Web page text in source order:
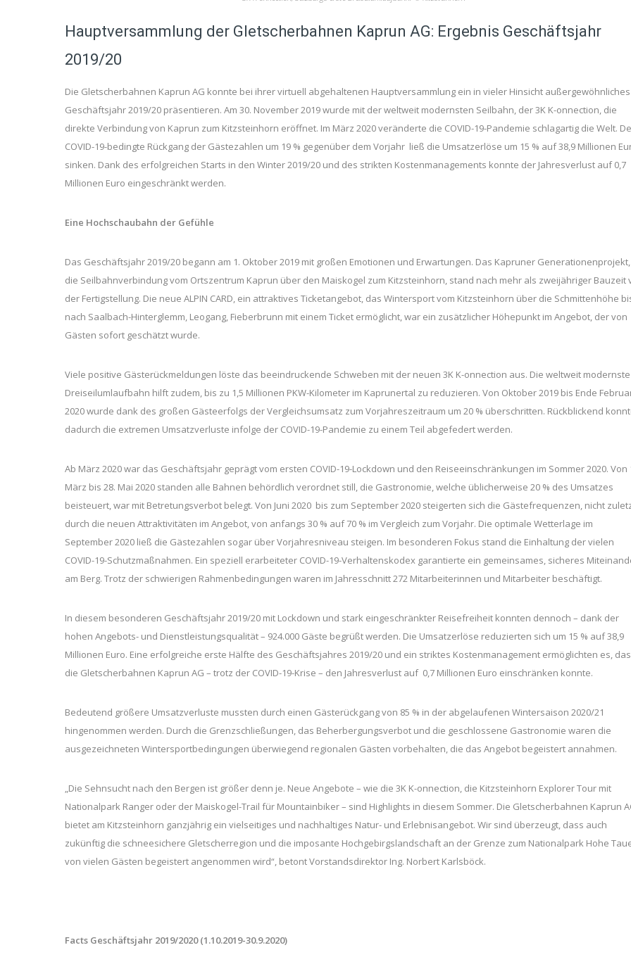
Hauptversammlung der Gletscherbahnen Kaprun AG: Ergebnis Geschäftsjahr
2019/20
Die Gletscherbahnen Kaprun AG konnte bei ihrer virtuell abgehaltenen Hauptversammlung ein in vieler Hinsicht außergewöhnliches
Geschäftsjahr 2019/20 präsentieren. Am 30. November 2019 wurde mit der weltweit modernsten Seilbahn, der 3K K-onnection, die
direkte Verbindung von Kaprun zum Kitzsteinhorn eröffnet. Im März 2020 veränderte die COVID-19-Pandemie schlagartig die Welt.
COVID-19-bedingte Rückgang der Gästezahlen um 19 % gegenüber dem Vorjahr ließ die Umsatzerlöse um 15 % auf 38,9 Millionen
sinken. Dank des erfolgreichen Starts in den Winter 2019/20 und des strikten Kostenmanagements konnte der Jahresverlust auf 0,7
Millionen Euro eingeschränkt werden.
Eine Hochschaubahn der Gefühle
Das Geschäftsjahr 2019/20 begann am 1. Oktober 2019 mit großen Emotionen und Erwartungen. Das Kapruner Generationenprojekt,
die Seilbahnverbindung vom Ortszentrum Kaprun über den Maiskogel zum Kitzsteinhorn, stand nach mehr als zweijähriger Bauzeit
der Fertigstellung. Die neue ALPIN CARD, ein attraktives Ticketangebot, das Wintersport vom Kitzsteinhorn über die Schmittenhöhe
nach Saalbach-Hinterglemm, Leogang, Fieberbrunn mit einem Ticket ermöglicht, war ein zusätzlicher Höhepunkt im Angebot, der von
Gästen sofort geschätzt wurde.
Viele positive Gästerückmeldungen löste das beeindruckende Schweben mit der neuen 3K K-onnection aus. Die weltweit modernste
Dreiseilumlaufbahn hilft zudem, bis zu 1,5 Millionen PKW-Kilometer im Kaprunertal zu reduzieren. Von Oktober 2019 bis Ende
2020 wurde dank des großen Gästeerfolgs der Vergleichsumsatz zum Vorjahreszeitraum um 20 % überschritten. Rückblickend
dadurch die extremen Umsatzverluste infolge der COVID-19-Pandemie zu einem Teil abgefedert werden.
Ab März 2020 war das Geschäftsjahr geprägt vom ersten COVID-19-Lockdown und den Reiseeinschränkungen im Sommer 2020. Von
März bis 28. Mai 2020 standen alle Bahnen behördlich verordnet still, die Gastronomie, welche üblicherweise 20 % des Umsatzes
beisteuert, war mit Betretungsverbot belegt. Von Juni 2020 bis zum September 2020 steigerten sich die Gästefrequenzen, nicht
durch die neuen Attraktivitäten im Angebot, von anfangs 30 % auf 70 % im Vergleich zum Vorjahr. Die optimale Wetterlage im
September 2020 ließ die Gästezahlen sogar über Vorjahresniveau steigen. Im besonderen Fokus stand die Einhaltung der vielen
COVID-19-Schutzmaßnahmen. Ein speziell erarbeiteter COVID-19-Verhaltenskodex garantierte ein gemeinsames, sicheres
am Berg. Trotz der schwierigen Rahmenbedingungen waren im Jahresschnitt 272 Mitarbeiterinnen und Mitarbeiter beschäftigt.
In diesem besonderen Geschäftsjahr 2019/20 mit Lockdown und stark eingeschränkter Reisefreiheit konnten dennoch – dank der
hohen Angebots- und Dienstleistungsqualität – 924.000 Gäste begrüßt werden. Die Umsatzerlöse reduzierten sich um 15 % auf 38,9
Millionen Euro. Eine erfolgreiche erste Hälfte des Geschäftsjahres 2019/20 und ein striktes Kostenmanagement ermöglichten es,
die Gletscherbahnen Kaprun AG – trotz der COVID-19-Krise – den Jahresverlust auf 0,7 Millionen Euro einschränken konnte.
Bedeutend größere Umsatzverluste mussten durch einen Gästerückgang von 85 % in der abgelaufenen Wintersaison 2020/21
hingenommen werden. Durch die Grenzschließungen, das Beherbergungsverbot und die geschlossene Gastronomie waren die
ausgezeichneten Wintersportbedingungen überwiegend regionalen Gästen vorbehalten, die das Angebot begeistert annahmen.
„Die Sehnsucht nach den Bergen ist größer denn je. Neue Angebote – wie die 3K K-onnection, die Kitzsteinhorn Explorer Tour mit
Nationalpark Ranger oder der Maiskogel-Trail für Mountainbiker – sind Highlights in diesem Sommer. Die Gletscherbahnen Kaprun
bietet am Kitzsteinhorn ganzjährig ein vielseitiges und nachhaltiges Natur- und Erlebnisangebot. Wir sind überzeugt, dass auch
zukünftig die schneesichere Gletscherregion und die imposante Hochgebirgslandschaft an der Grenze zum Nationalpark Hohe
von vielen Gästen begeistert angenommen wird“, betont Vorstandsdirektor Ing. Norbert Karlsböck.
Facts Geschäftsjahr 2019/2020 (1.10.2019-30.9.2020)